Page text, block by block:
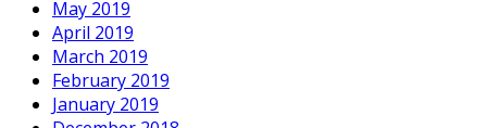
May 2019
April 2019
March 2019
February 2019
January 2019